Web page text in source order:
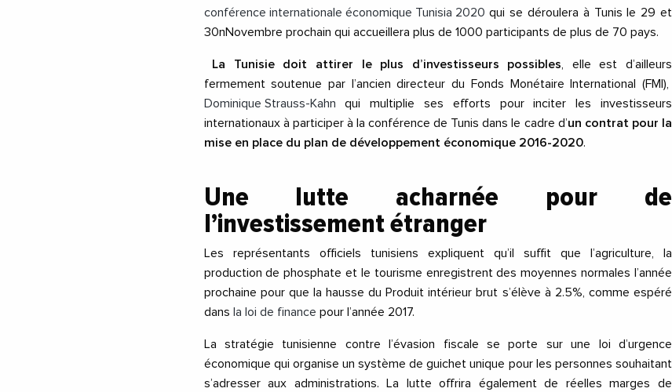
conférence internationale économique Tunisia 2020 qui se déroulera à Tunis le 29 et
30nNovembre prochain qui accueillera plus de 1000 participants de plus de 70 pays.
La Tunisie doit attirer le plus d’investisseurs possibles , elle est d’ailleurs
fermement soutenue par l’ancien directeur du Fonds Monétaire International (FMI),
Dominique Strauss-Kahn qui multiplie ses efforts pour inciter les investisseurs
internationaux à participer à la conférence de Tunis dans le cadre d’un contrat pour la
mise en place du plan de développement économique 2016-2020.
Une lutte acharnée pour de
l’investissement étranger
Les représentants officiels tunisiens expliquent qu’il suffit que l’agriculture, la
production de phosphate et le tourisme enregistrent des moyennes normales l’année
prochaine pour que la hausse du Produit intérieur brut s’élève à 2.5%, comme espéré
dans la loi de finance pour l’année 2017.
La stratégie tunisienne contre l’évasion fiscale se porte sur une loi d’urgence
économique qui organise un système de guichet unique pour les personnes souhaitant
s’adresser aux administrations. La lutte offrira également de réelles marges de